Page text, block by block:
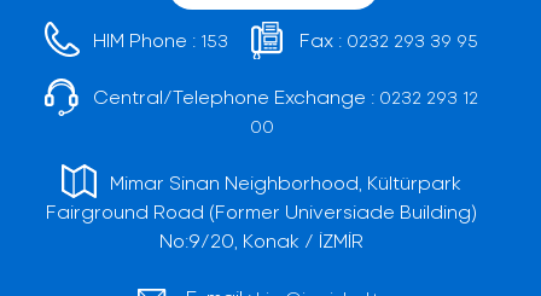
HIM Phone : 153 Fax : 0232 293 39 95
Central/Telephone Exchange : 0232 293 12
00
Mimar Sinan Neighborhood, Kültürpark
Fairground Road (Former Universiade Building)
No:9/20, Konak / İZMİR